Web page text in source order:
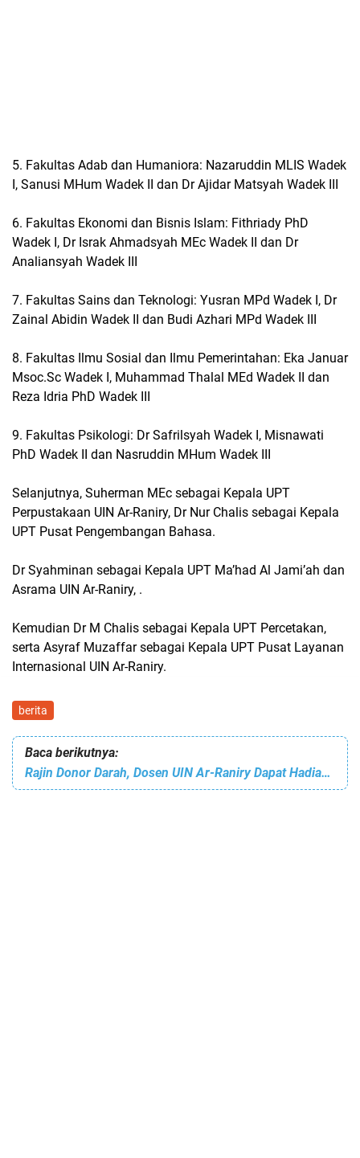
5. Fakultas Adab dan Humaniora: Nazaruddin MLIS Wadek
I, Sanusi MHum Wadek II dan Dr Ajidar Matsyah Wadek III
6. Fakultas Ekonomi dan Bisnis Islam: Fithriady PhD
Wadek I, Dr Israk Ahmadsyah MEc Wadek II dan Dr
Analiansyah Wadek III
7. Fakultas Sains dan Teknologi: Yusran MPd Wadek I, Dr
Zainal Abidin Wadek II dan Budi Azhari MPd Wadek III
8. Fakultas Ilmu Sosial dan Ilmu Pemerintahan: Eka Januar
Msoc.Sc Wadek I, Muhammad Thalal MEd Wadek II dan
Reza Idria PhD Wadek III
9. Fakultas Psikologi: Dr Safrilsyah Wadek I, Misnawati
PhD Wadek II dan Nasruddin MHum Wadek III
Selanjutnya, Suherman MEc sebagai Kepala UPT
Perpustakaan UIN Ar-Raniry, Dr Nur Chalis sebagai Kepala
UPT Pusat Pengembangan Bahasa.
Dr Syahminan sebagai Kepala UPT Ma’had Al Jami’ah dan
Asrama UIN Ar-Raniry, .
Kemudian Dr M Chalis sebagai Kepala UPT Percetakan,
serta Asyraf Muzaffar sebagai Kepala UPT Pusat Layanan
Internasional UIN Ar-Raniry.
berita
Baca berikutnya:
Rajin Donor Darah, Dosen UIN Ar-Raniry Dapat Hadiah Sepeda Motor